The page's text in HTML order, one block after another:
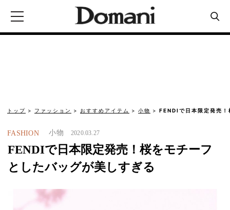
トップ ファッション おすすめアイテム 小物 FENDIで日本限定発売
FASHION 小物 2020.03.27
FENDIで日本限定発売！桜をモチーフ
としたバッグが美しすぎる